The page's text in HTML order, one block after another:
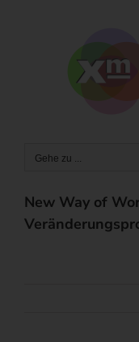
Gehe zu ...
New Way of